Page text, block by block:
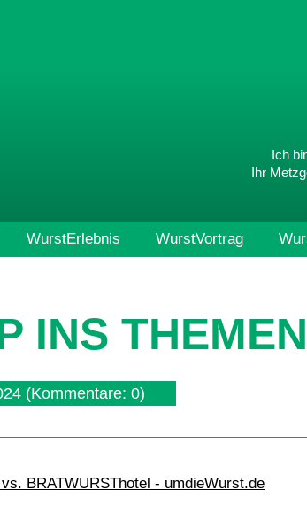
Ich
Ihr
WurstErlebnis WurstVortrag
INS
(Kommentare: 0)